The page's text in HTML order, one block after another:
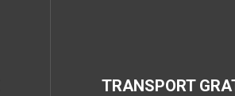
TRANSPORT